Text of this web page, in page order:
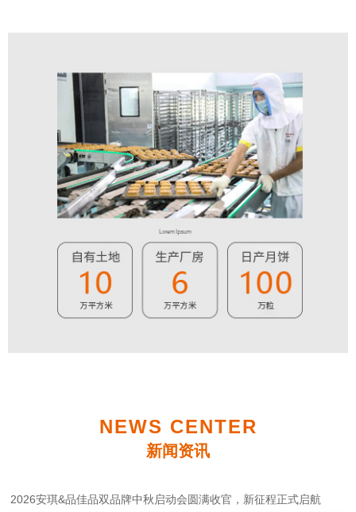
NEWS CENTER
新闻资讯
2026安琪&品佳品双品牌中秋启动会圆满收官，新征程正式启航